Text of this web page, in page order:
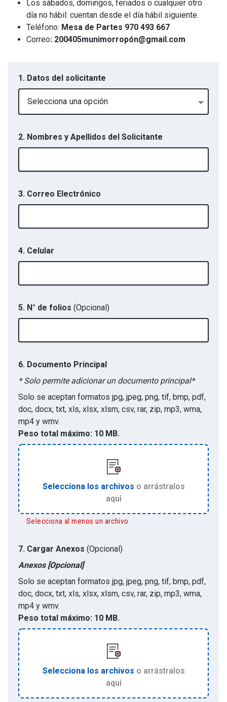
Los sábados, domingos, feriados o cualquier otro
día no hábil: cuentan desde el día hábil siguiente.
Teléfono: Mesa de Partes 970 493 667
Correo: 200405munimorropón@gmail.com
1. Datos del solicitante
Selecciona una opción
2. Nombres y Apellidos del Solicitante
3. Correo Electrónico
4. Celular
5. N° de folios (Opcional)
6. Documento Principal
* Solo permite adicionar un documento principal*
Solo se aceptan formatos jpg, jpeg, png, tif, bmp, pdf,
doc, docx, txt, xls, xlsx, xlsm, csv, rar, zip, mp3, wma,
mp4 y wmv.
Peso total máximo: 10 MB.
Selecciona los archivos o arrástralos
aquí
Selecciona al menos un archivo
7. Cargar Anexos (Opcional)
Anexos [Opcional]
Solo se aceptan formatos jpg, jpeg, png, tif, bmp, pdf,
doc, docx, txt, xls, xlsx, xlsm, csv, rar, zip, mp3, wma,
mp4 y wmv.
Peso total máximo: 10 MB.
Selecciona los archivos o arrástralos
aquí